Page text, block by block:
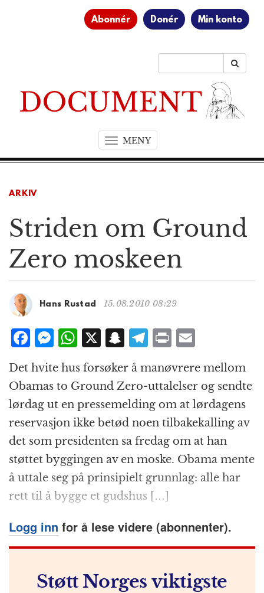
Abonnér Donér Min konto
MENYT
o
n
a
i
n
ARKIV
Striden om Ground
Zero moskeen
Hans Rustad 15.08.2010 08:29
F
a
c
e
b
o
o
k
M
e
ss
e
n
g
e
r
W
h
at
s
A
p
p
X S
n
a
p
c
h
at
T
e
g
r
a
m
P
n
t
ai
l
Det hvite hus forsøker å manøvrere mellom
Obamas to Ground Zero-uttalelser og sendte
lørdag ut en pressemelding om at lørdagens
reservasjon ikke betød noen tilbakekalling av
det som presidenten sa fredag om at han
støttet byggingen av en moske. Obama mente
å uttale seg på prinsipielt grunnlag: alle har
rett til å bygge et gudshus […]
Logg inn for å lese videre (abonnenter).
Støtt Norges viktigste